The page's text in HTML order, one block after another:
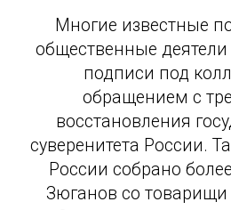
Многие известные
общественные
подписи под
обращением с
восстановления
суверенитета России.
России собрано
Зюганов со товарищи